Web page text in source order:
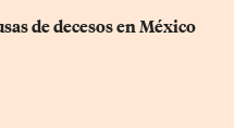
de decesos en México